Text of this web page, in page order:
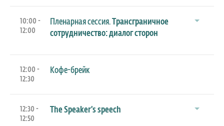
10:00 -
12:00
Пленарная сессия.Трансграничное
сотрудничество: диалог сторон
12:00 -
12:30
Кофе-брейк
12:30 -
12:50
The Speaker’s speech